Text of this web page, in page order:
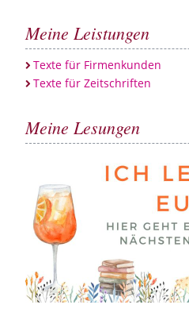
Meine Leistungen
Texte für Firmenkunden
Texte für Zeitschriften
Meine Lesungen